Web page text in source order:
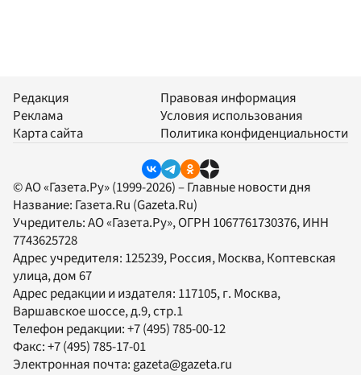
Редакция
Реклама
Карта сайта
Правовая информация
Условия использования
Политика конфиденциальности
© АО «Газета.Ру» (1999-2026) – Главные новости дня
Название: Газета.Ru (Gazeta.Ru)
Учредитель:АО «Газета.Ру», ОГРН 1067761730376, ИНН
7743625728
Адрес учредителя: 125239, Россия, Москва, Коптевская
улица, дом 67
Адрес редакции и издателя: 117105, г. Москва,
Варшавское шоссе, д.9, стр.1
Телефон редакции:+7 (495) 785-00-12
Факс:+7 (495) 785-17-01
Электронная почта: gazeta@gazeta.ru